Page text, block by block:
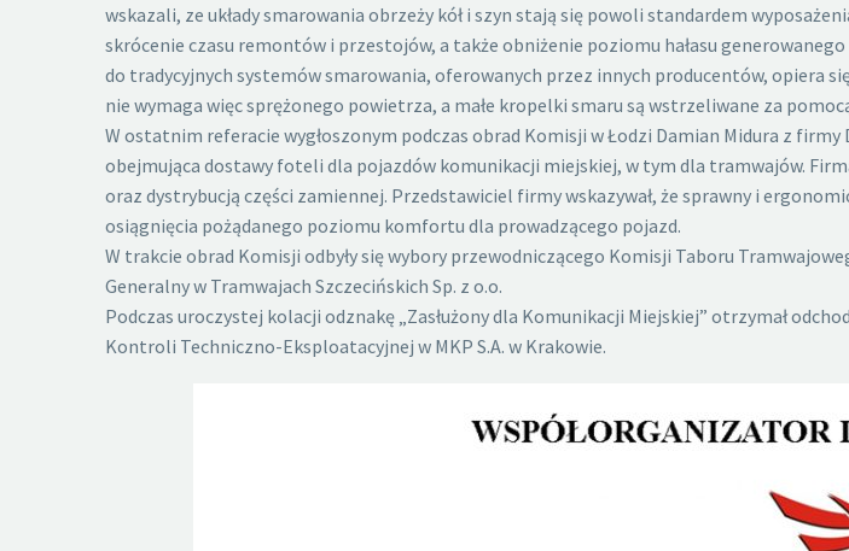
wskazali, ze układy smarowania obrzeży kół i szyn stają się powoli standardem
skrócenie czasu remontów i przestojów, a także obniżenie poziomu hałasu
do tradycyjnych systemów smarowania, oferowanych przez innych producentów, opiera
nie wymaga więc sprężonego powietrza, a małe kropelki smaru są wstrzeliwane za
W ostatnim referacie wygłoszonym podczas obrad Komisji w Łodzi Damian Midura z
obejmująca dostawy foteli dla pojazdów komunikacji miejskiej, w tym dla tramwajów.
oraz dystrybucją części zamiennej. Przedstawiciel firmy wskazywał, że sprawny i
osiągnięcia pożądanego poziomu komfortu dla prowadzącego pojazd.
W trakcie obrad Komisji odbyły się wybory przewodniczącego Komisji Taboru
Generalny w Tramwajach Szczecińskich Sp. z o.o.
Podczas uroczystej kolacji odznakę „Zasłużony dla Komunikacji Miejskiej” otrzymał
Kontroli Techniczno-Eksploatacyjnej w MKP S.A. w Krakowie.